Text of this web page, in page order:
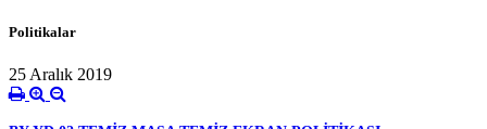
Politikalar
25 Aralık 2019